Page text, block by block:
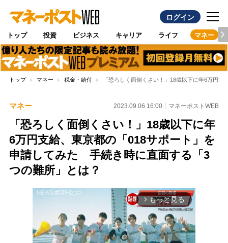
ログイン
トップ 投資 ビジネス キャリア ライフ マネー
トップ マネー 税金・給付 「恐ろしく面倒くさい！」18歳以下に年6万円
マネー 2023.09.06 16:00 マネーポストWEB
「恐ろしく面倒くさい！」18歳以下に年
6万円支給、東京都の「018サポート」を
申請してみた 手続き時に直面する「3
つの難所」とは？
arrow_forward_ios もっと見る